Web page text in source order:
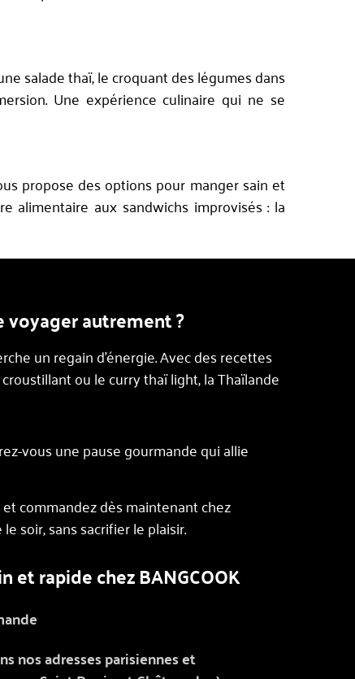
salade thaï, le croquant des légumes dans
Une expérience culinaire qui ne se
propose des options pour manger sain et
alimentaire aux sandwichs improvisés : la
voyager autrement ?
un regain d’énergie. Avec des recettes
ou le curry thaï light, la Thaïlande
vous une pause gourmande qui allie
commandez dès maintenant chez
soir, sans sacrifier le plaisir.
et rapide chez BANGCOOK
nos adresses parisiennes et